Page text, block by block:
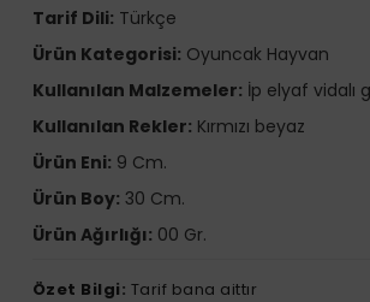
Tarif Dili: Türkçe
Ürün Kategorisi: Oyuncak Hayvan
Kullanılan Malzemeler: İp elyaf vidalı
Kullanılan Rekler: Kırmızı beyaz
Ürün Eni: 9 Cm.
Ürün Boy: 30 Cm.
Ürün Ağırlığı: 00 Gr.
Özet Bilgi: Tarif bana aittır